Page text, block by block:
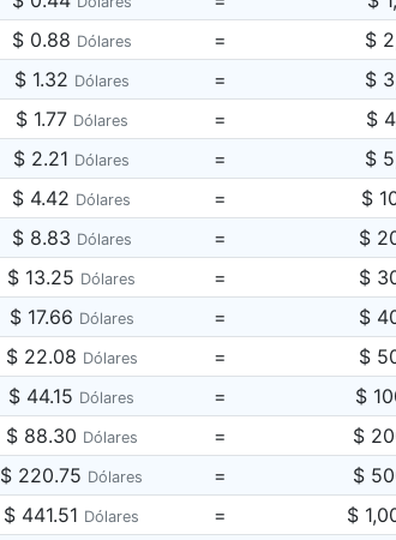
$ 0.88 Dólares = $
$ 1.32 Dólares = $
$ 1.77 Dólares = $
$ 2.21 Dólares = $
$ 4.42 Dólares = $
$ 8.83 Dólares = $
$ 13.25 Dólares = $
$ 17.66 Dólares = $
$ 22.08 Dólares = $
$ 44.15 Dólares = $
$ 88.30 Dólares = $
$ 220.75 Dólares = $
$ 441.51 Dólares = $